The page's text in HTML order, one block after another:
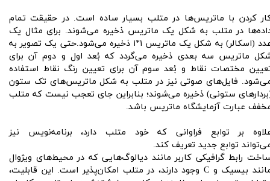
کردن با ماتریس‌ها در متلب بسیار ساده است. در حقیقت تمام
در متلب به شکل یک ماتریس ذخیره می‌شوند. برای مثال یک
عدد (اسکالر) به شکل یک ماتریس ۱*۱ ذخیره می‌شود.حتی یک تصویر به
ماتریس سه بعدی ذخیره می‌گردد که بُعد اول و دوم آن برای
مختصات نقاط و بُعد سوم آن برای تعیین رنگ نقاط استفاده
فایل‌های صوتی نیز در متلب به شکل ماتریس‌های تک ستون
ستونی) ذخیره می‌شوند؛ بنابراین جای تعجب نیست که متلب
عبارت آزمایشگاه ماتریس باشد.
بر توابع فراوانی که خود متلب دارد، برنامه‌نویس نیز
توابع جدید تعریف کند.
رابط گرافیکی کاربر مانند دیالوگ‌هایی که در محیط‌های ویژوال
مانند بیسیک و C وجود دارند، در متلب امکان‌پذیر است. این قابلیت،